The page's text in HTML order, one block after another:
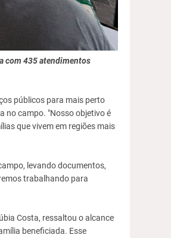
com 435 atendimentos
públicos para mais perto
no campo. "Nosso objetivo é
que vivem em regiões mais
levando documentos,
trabalhando para
Costa, ressaltou o alcance
beneficiada. Esse